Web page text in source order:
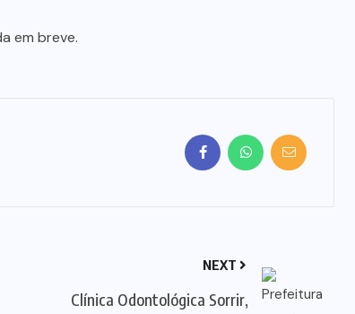
em breve.
NEXT
Clínica Odontológica Sorrir,